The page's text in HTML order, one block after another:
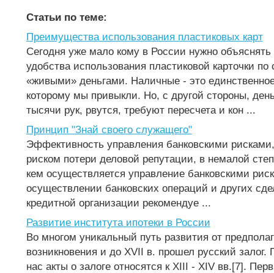
Статьи по теме:
Преимущества использования пластиковых карт
Сегодня уже мало кому в России нужно
удобства использования пластиковой карточки
«живыми» деньгами. Наличные - это
которому мы привыкли. Но, с другой стороны,
тысячи рук, рвутся, требуют пересчета и кон ...
Принцип "Знай своего служащего"
Эффективность управления банковскими
риском потери деловой репутации, в немалой
кем осуществляется управление банковскими
осуществлении банковских операций и других
кредитной организации рекомендуе ...
Развитие института ипотеки в России
Во многом уникальный путь развития от
возникновения и до XVII в. прошел русский
нас акты о залоге относятся к XIII - XIV вв.[7].